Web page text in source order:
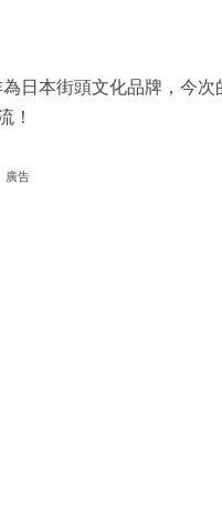
日本街頭文化品牌，今
！
廣告